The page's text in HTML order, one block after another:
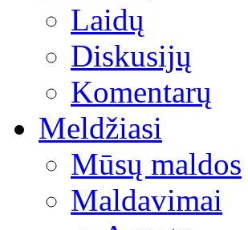
Laidų
Diskusijų
Komentarų
Meldžiasi
Mūsų maldos
Maldavimai